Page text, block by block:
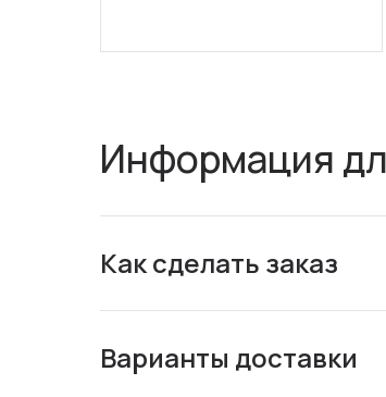
Информация
Как сделать заказ
Варианты доставки